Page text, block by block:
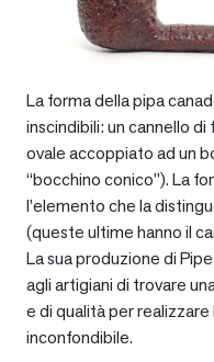
La forma della pipa
inscindibili: un cannello
ovale accoppiato ad un
“bocchino conico”). La
l’elemento che la
(queste ultime hanno il
La sua produzione di
agli artigiani di trovare
e di qualità per
inconfondibile.